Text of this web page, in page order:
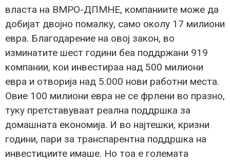
власта на ВМРО-ДПМНЕ, компаниите може да
добијат двојно помалку, само околу 17 милиони
евра. Благодарение на овој закон, во
изминатите шест години беа поддржани 919
компании, кои инвестираа над 500 милиони
евра и отворија над 5.000 нови работни места.
Овие 100 милиони евра не се фрлени во празно,
туку претставуваат реална поддршка за
домашната економија. И во најтешки, кризни
години, пари за транспарентна поддршка на
инвестициите имаше. Но тоа е големата